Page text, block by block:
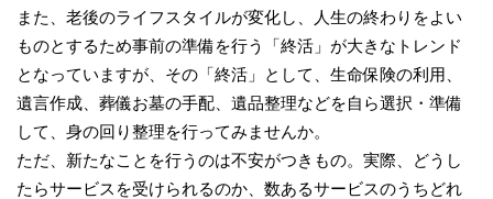
また、老後のライフスタイルが変化し、人生の終わりをよい
ものとするため事前の準備を行う「終活」が大きなトレンド
となっていますが、その「終活」として、生命保険の利用、
遺言作成、葬儀お墓の手配、遺品整理などを自ら選択・準備
して、身の回り整理を行ってみませんか。
ただ、新たなことを行うのは不安がつきもの。実際、どうし
たらサービスを受けられるのか、数あるサービスのうちどれ